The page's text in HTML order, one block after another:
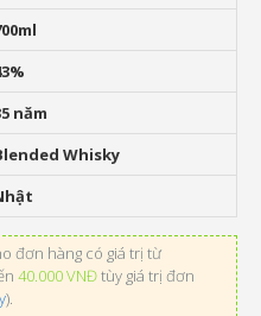
năm
Whisky
đơn hàng có giá trị từ
40.000 VNĐtùy giá trị đơn
).